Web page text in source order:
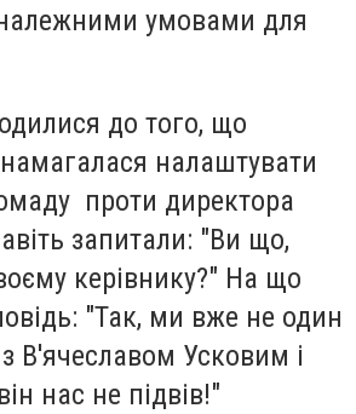
умовами для
до того, що
налаштувати
проти директора
запитали: "Ви що,
керівнику?" На що
"Так, ми вже не один
В'ячеславом Усковим і
нас не підвів!"